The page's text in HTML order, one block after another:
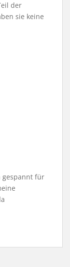
der
sie keine
gespannt für